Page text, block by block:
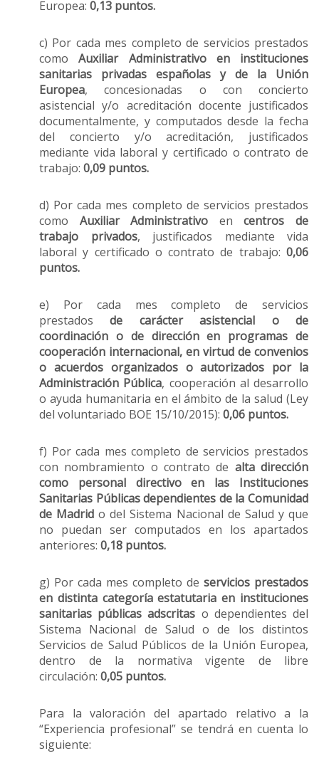
Europea: 0,13 puntos.
c) Por cada mes completo de servicios prestados
comoAuxiliar Administrativo en instituciones
sanitarias privadas españolas y de la Unión
Europea, concesionadas o con concierto
asistencial y/o acreditación docente justificados
documentalmente, y computados desde la fecha
del concierto y/o acreditación, justificados
mediante vida laboral y certificado o contrato de
trabajo: 0,09 puntos.
d) Por cada mes completo de servicios prestados
como Auxiliar Administrativo encentros de
trabajo privados, justificados mediante vida
laboral y certificado o contrato de trabajo: 0,06
puntos.
e) Por cada mes completo de servicios
prestadosde carácter asistencial o de
coordinación o de dirección en programas de
cooperación internacional, en virtud de convenios
o acuerdos organizados o autorizados por la
Administración Pública, cooperación al desarrollo
o ayuda humanitaria en el ámbito de la salud (Ley
del voluntariado BOE 15/10/2015): 0,06 puntos.
f) Por cada mes completo de servicios prestados
con nombramiento o contrato de alta dirección
como personal directivo en las Instituciones
Sanitarias Públicas dependientes de la Comunidad
de Madrido del Sistema Nacional de Salud y que
no puedan ser computados en los apartados
anteriores: 0,18 puntos.
g) Por cada mes completo de servicios prestados
en distinta categoría estatutaria en instituciones
sanitarias públicas adscritas o dependientes del
Sistema Nacional de Salud o de los distintos
Servicios de Salud Públicos de la Unión Europea,
dentro de la normativa vigente de libre
circulación: 0,05 puntos.
Para la valoración del apartado relativo a la
“Experiencia profesional” se tendrá en cuenta lo
siguiente: